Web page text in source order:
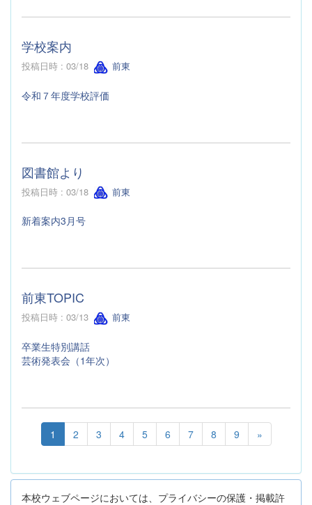
学校案内
投稿日時 : 03/18 前東
令和７年度学校評価
図書館より
投稿日時 : 03/18 前東
新着案内3月号
前東TOPIC
投稿日時 : 03/13 前東
卒業生特別講話
芸術発表会（1年次）
1 2 3 4 5 6 7 8 9 »
本校ウェブページにおいては、プライバシーの保護・掲載許